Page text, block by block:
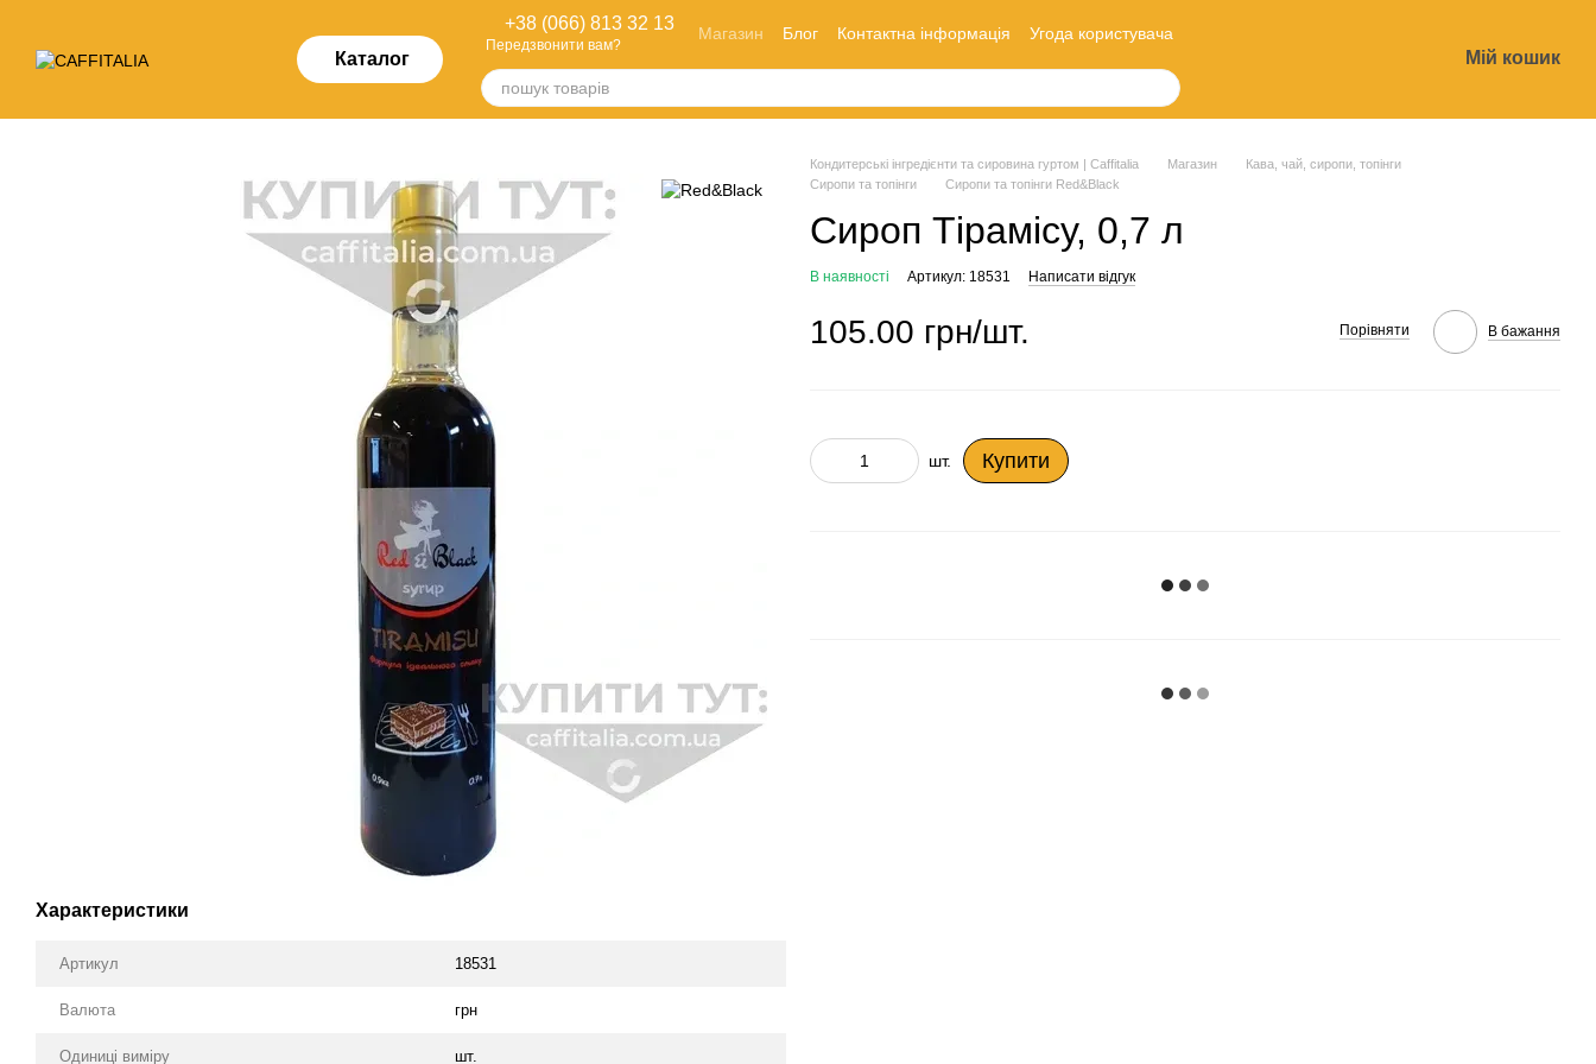
Каталог
+38 (066) 813 32 13
Передзвонити вам?
Магазин Блог Контактна інформація
Угода користувача
Мій кошик
Характеристики
Артикул 18531
Валюта грн
Одиниці виміру шт.
Кондитерські інгредієнти та сировина гуртом | Caffitalia Магазин
Кава, чай, сиропи, топінги
Сиропи та топінги
Сиропи та топінги Red&Black
Сироп Тірамісу, 0,7 л
В наявності Артикул: 18531 Написати відгук
105.00 грн/шт. Порівняти В бажання
шт. Купити